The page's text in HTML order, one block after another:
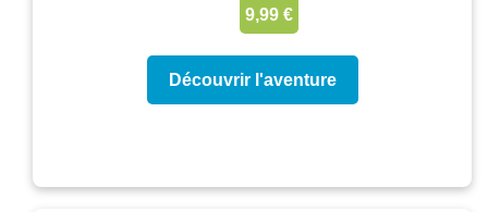
9,99 €
Découvrir l'aventure